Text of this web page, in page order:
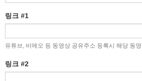
링크 #1
유튜브, 비메오 등 동영상 공유주소 등록시 해당 동
링크 #2